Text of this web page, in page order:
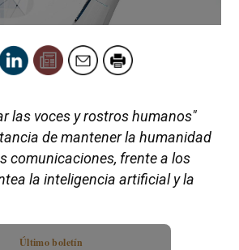
las voces y rostros humanos"
de mantener la humanidad
comunicaciones, frente a los
la inteligencia artificial y la
Último boletín